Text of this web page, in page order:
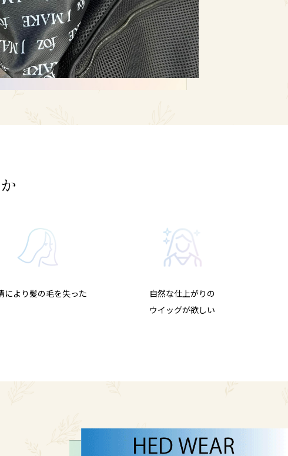
により髪の毛を失った
自然な仕上がりの
ウイッグが欲しい